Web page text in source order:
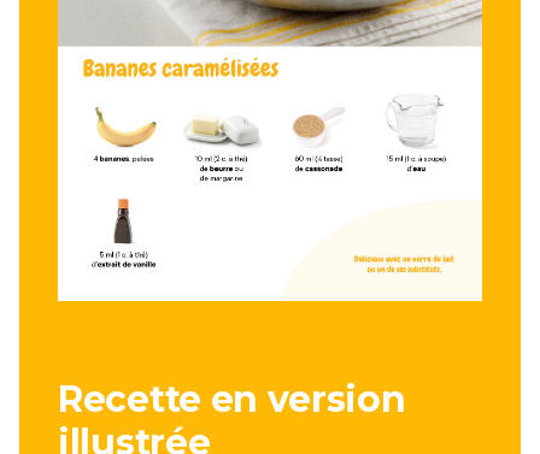
Recette en version
illustrée